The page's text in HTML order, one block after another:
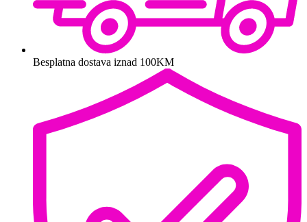
Besplatna dostava iznad 100KM